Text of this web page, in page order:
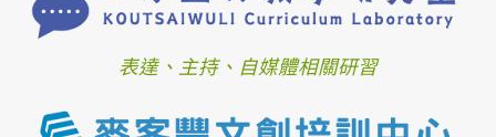
表達、主持、自媒體相關研習